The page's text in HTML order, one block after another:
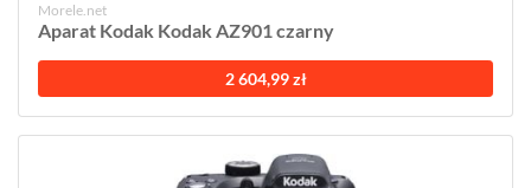
Morele.net
Aparat Kodak Kodak AZ901 czarny
2 604,99 zł